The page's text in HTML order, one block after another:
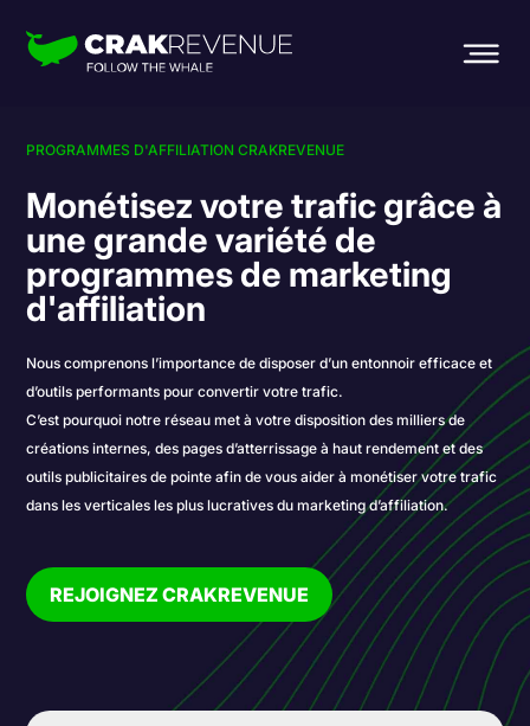
PROGRAMMES D'AFFILIATION CRAKREVENUE
Monétisez votre trafic grâce à
une grande variété de
programmes de marketing
d'affiliation
Nous comprenons l’importance de disposer d’un entonnoir efficace et
d’outils performants pour convertir votre trafic.
C’est pourquoi notre réseau met à votre disposition des milliers de
créations internes, des pages d’atterrissage à haut rendement et des
outils publicitaires de pointe afin de vous aider à monétiser votre trafic
dans les verticales les plus lucratives du marketing d’affiliation.
REJOIGNEZ CRAKREVENUE